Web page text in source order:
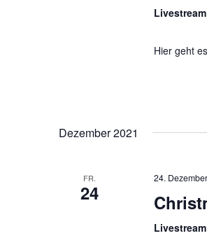
Livestream
Hier geht
Dezember 2021
FR.
24
24.
Livestream